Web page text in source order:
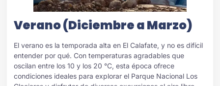
Verano (Diciembre a Marzo)
El verano es la temporada alta en El Calafate, y no es difícil
entender por qué. Con temperaturas agradables que
oscilan entre los 10 y los 20 °C, esta época ofrece
condiciones ideales para explorar el Parque Nacional Los